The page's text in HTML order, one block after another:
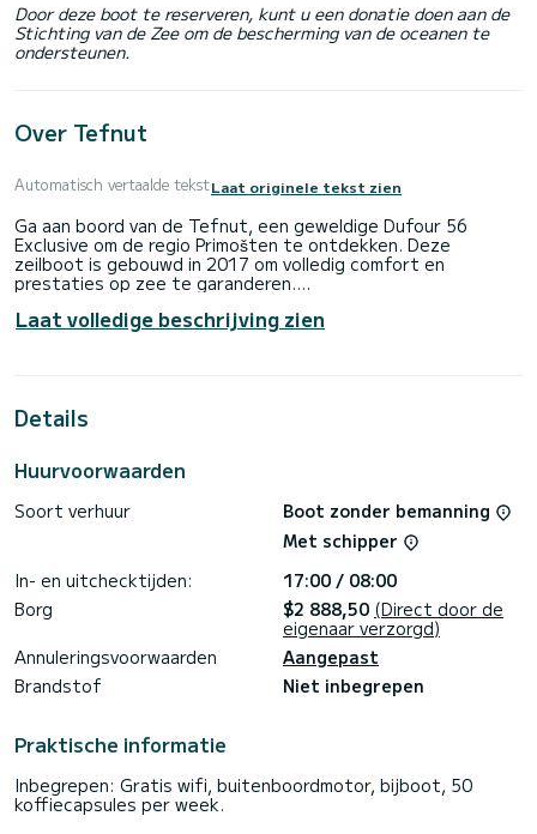
Door deze boot te reserveren, kunt u een donatie doen aan de
Stichting van de Zee om de bescherming van de oceanen te
ondersteunen.
Over Tefnut
Automatisch vertaalde tekstLaat originele tekst zien
Ga aan boord van de Tefnut, een geweldige Dufour 56
Exclusive om de regio Primošten te ontdekken. Deze
zeilboot is gebouwd in 2017 om volledig comfort en
prestaties op zee te garanderen.
De boot heeft 4 hutten met totaal comfort en een
capaciteit van 11 passagiers. Met een totale lengte van 17
doorbrengen van buitengewone vakanties op de wateren
Het heeft de volgende apparatuur: Vaatwasser,
en internet, Buitenboordmotor, Boegschroef, Automatische
Boekingsaanvragen en offertes worden rechtstreeks door
SamBoat afgehandeld. U krijgt de beste prijzen via het
Laat volledige beschrijving zien
Details
Huurvoorwaarden
Soort verhuur
Boot zonder bemanning
Met schipper
In- en uitchecktijden:
17:00 / 08:00
Borg
$2 888,50 (Direct door de
eigenaar verzorgd)
Annuleringsvoorwaarden
Aangepast
Brandstof
Niet inbegrepen
Praktische informatie
Inbegrepen: Gratis wifi, buitenboordmotor, bijboot, 50
koffiecapsules per week.